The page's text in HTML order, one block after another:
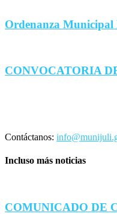
Ordenanza
CONVOCATORIA
Contáctanos:
Incluso más noticias
COMUNICADO DE